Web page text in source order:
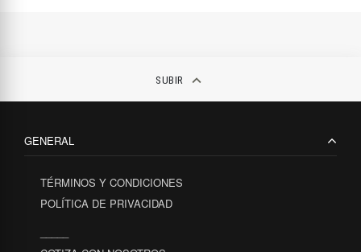
SUBIR keyboard_arrow_up
GENERAL
TÉRMINOS Y CONDICIONES
POLÍTICA DE PRIVACIDAD